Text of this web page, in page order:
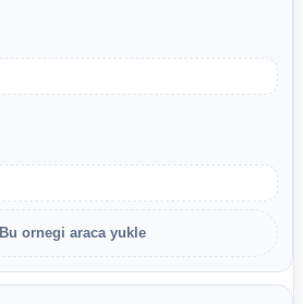
Bu ornegi araca yukle